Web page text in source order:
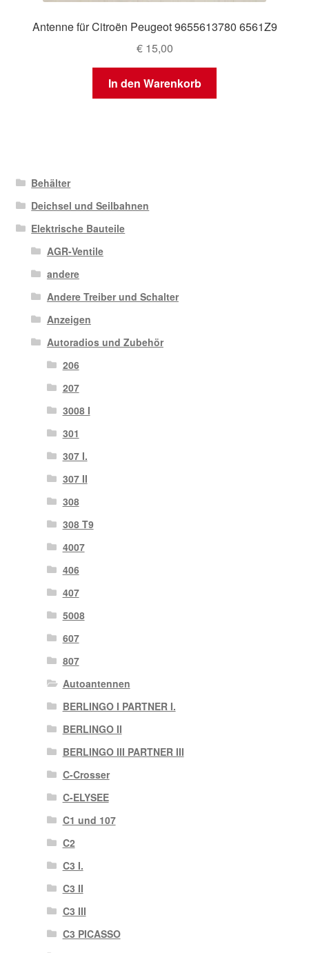
Antenne für Citroën Peugeot 9655613780 6561Z9
€15,00
In den Warenkorb
Behälter
Deichsel und Seilbahnen
Elektrische Bauteile
AGR-Ventile
andere
Andere Treiber und Schalter
Anzeigen
Autoradios und Zubehör
206
207
3008 I
301
307 I.
307 II
308
308 T9
4007
406
407
5008
607
807
Autoantennen
BERLINGO I PARTNER I.
BERLINGO II
BERLINGO III PARTNER III
C-Crosser
C-ELYSEE
C1 und 107
C2
C3 I.
C3 II
C3 III
C3 PICASSO